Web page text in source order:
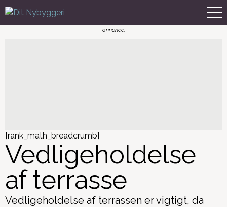
[rank_math_breadcrumb]
Vedligeholdelse
af terrasse
Vedligeholdelse af terrassen er vigtigt, da